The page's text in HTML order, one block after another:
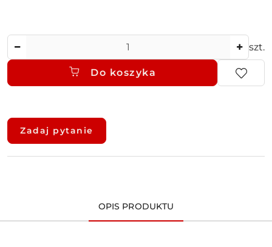
szt.
Do koszyka
Dostępność
dostawa
Zadaj pytanie
OPIS PRODUKTU